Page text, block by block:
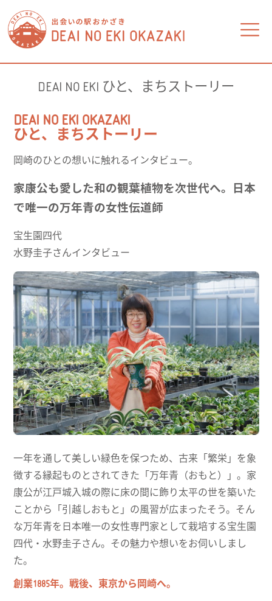
暮らし
金融・不動産 医療・福祉
ビジネス
観光・情報 思い出
出会いの駅おかざき会員募集
お問い合わせ
出会いの岡崎 駅ナカ横丁 出店者募集！
DEAI NO EKI ひと、まちストーリー
DEAI NO EKI OKAZAKI
ひと、まちストーリー
岡崎のひとの想いに触れるインタビュー。
家康公も愛した和の観葉植物を次世代へ。日本
で唯一の万年青の女性伝道師
宝生園四代
水野圭子さんインタビュー
一年を通して美しい緑色を保つため、古来「繁栄」を象
徴する縁起ものとされてきた「万年青（おもと）」。家
康公が江戸城入城の際に床の間に飾り太平の世を築いた
ことから「引越しおもと」の風習が広まったそう。そん
な万年青を日本唯一の女性専門家として栽培する宝生園
四代・水野圭子さん。その魅力や想いをお伺いしまし
た。
創業1885年。戦後、東京から岡崎へ。